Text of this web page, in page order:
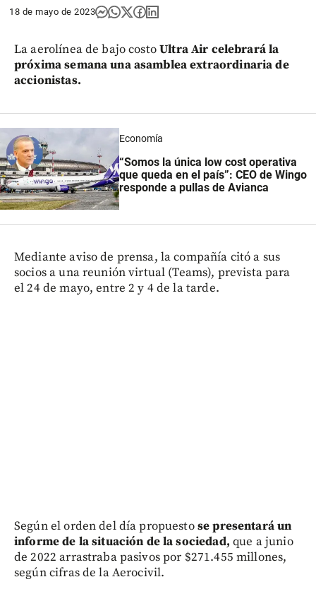
18 de mayo de 2023
La aerolínea de bajo costoUltra Air celebrará la
próxima semana una asamblea extraordinaria de
accionistas.
Economía
“Somos la única low cost operativa
que queda en el país”: CEO de Wingo
responde a pullas de Avianca
Mediante aviso de prensa, la compañía citó a sus
socios a una reunión virtual (Teams), prevista para
el 24 de mayo, entre 2 y 4 de la tarde.
Según el orden del día propuestose presentará un
informe de la situación de la sociedad, que a junio
de 2022 arrastraba pasivos por $271.455 millones,
según cifras de la Aerocivil.